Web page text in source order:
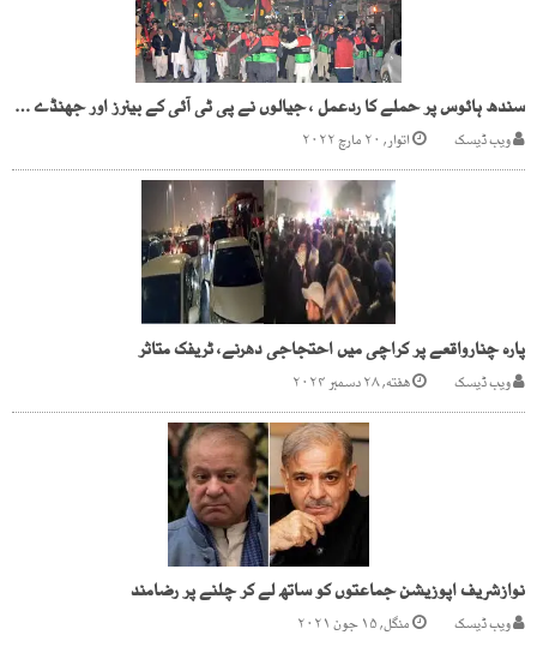
سندھ ہائوس پر حملے کا ردعمل ، جیالوں نے پی ٹی آئی کے بینرز اور جھنڈے اُتار کر جلا دیے
ویب ڈیسک اتوار, ۲۰ مارچ ۲۰۲۲
پارہ چنارواقعے پر کراچی میں احتجاجی دھرنے، ٹریفک متاثر
ویب ڈیسک هفته, ۲۸ دسمبر ۲۰۲۴
نوازشریف اپوزیشن جماعتوں کو ساتھ لے کر چلنے پر رضامند
ویب ڈیسک منگل, ۱۵ جون ۲۰۲۱